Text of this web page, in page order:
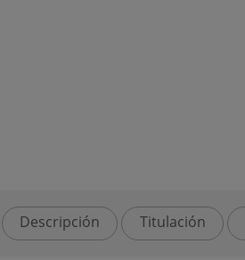
Descripción Titulación